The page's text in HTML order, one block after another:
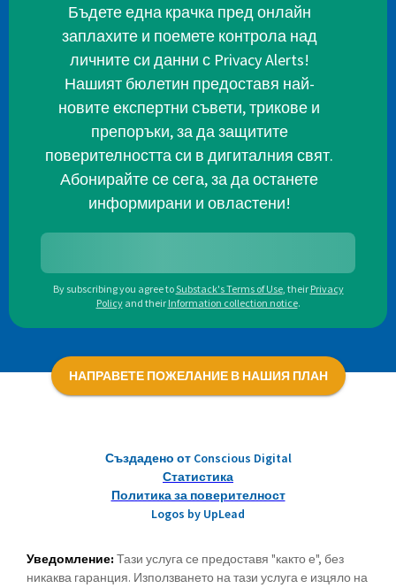
Бъдете една крачка пред онлайн
заплахите и поемете контрола над
личните си данни с Privacy Alerts!
Нашият бюлетин предоставя най-
новите експертни съвети, трикове и
препоръки, за да защитите
поверителността си в дигиталния свят.
Абонирайте се сега, за да останете
информирани и овластени!
By subscribing you agree toSubstack's Terms of Use, their Privacy
Policy and their Information collection notice.
НАПРАВЕТЕ ПОЖЕЛАНИЕ В НАШИЯ ПЛАН
Създадено от Conscious Digital
Статистика
Политика за поверителност
Logos by UpLead
Уведомление: Тази услуга се предоставя "както е", без
никаква гаранция. Използването на тази услуга е изцяло на